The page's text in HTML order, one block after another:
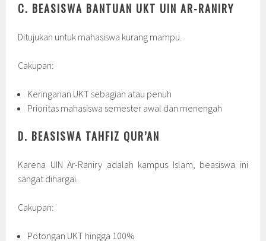
C. BEASISWA BANTUAN UKT UIN AR-RANIRY
Ditujukan untuk mahasiswa kurang mampu.
Cakupan:
Keringanan UKT sebagian atau penuh
Prioritas mahasiswa semester awal dan menengah
D. BEASISWA TAHFIZ QUR’AN
Karena UIN Ar-Raniry adalah kampus Islam, beasiswa ini
sangat dihargai.
Cakupan:
Potongan UKT hingga 100%